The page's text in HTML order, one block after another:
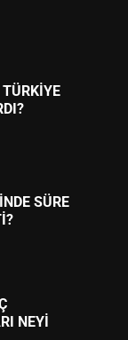
TÜRKİYE
SÜRE
NEYİ